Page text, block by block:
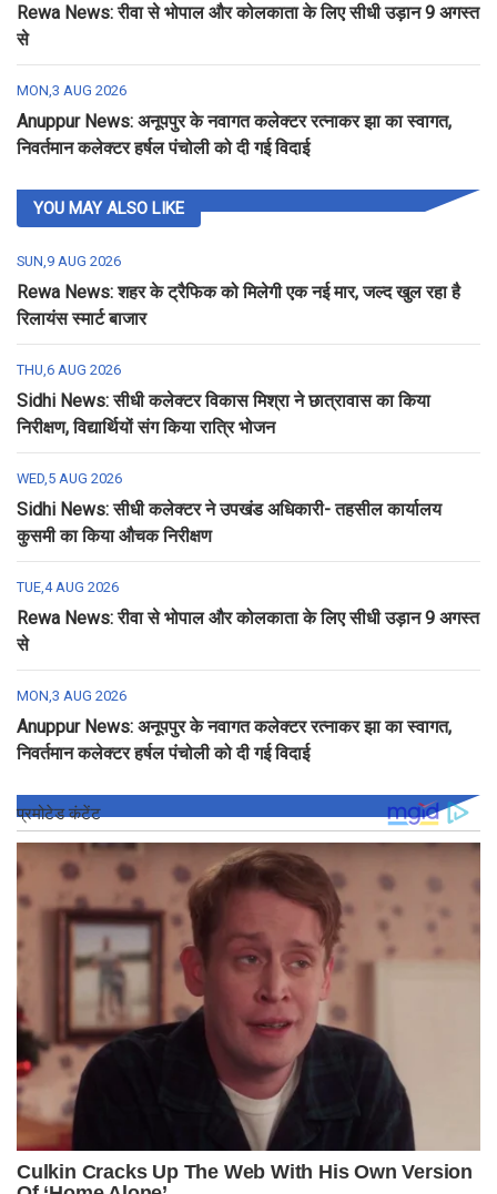
Rewa News: रीवा से भोपाल और कोलकाता के लिए सीधी उड़ान 9 अगस्त
से
MON,3 AUG 2026
Anuppur News: अनूपपुर के नवागत कलेक्टर रत्नाकर झा का स्वागत,
निवर्तमान कलेक्टर हर्षल पंचोली को दी गई विदाई
YOU MAY ALSO LIKE
SUN,9 AUG 2026
Rewa News: शहर के ट्रैफिक को मिलेगी एक नई मार, जल्द खुल रहा है
रिलायंस स्मार्ट बाजार
THU,6 AUG 2026
Sidhi News: सीधी कलेक्टर विकास मिश्रा ने छात्रावास का किया
निरीक्षण, विद्यार्थियों संग किया रात्रि भोजन
WED,5 AUG 2026
Sidhi News: सीधी कलेक्टर ने उपखंड अधिकारी- तहसील कार्यालय
कुसमी का किया औचक निरीक्षण
TUE,4 AUG 2026
Rewa News: रीवा से भोपाल और कोलकाता के लिए सीधी उड़ान 9 अगस्त
से
MON,3 AUG 2026
Anuppur News: अनूपपुर के नवागत कलेक्टर रत्नाकर झा का स्वागत,
निवर्तमान कलेक्टर हर्षल पंचोली को दी गई विदाई